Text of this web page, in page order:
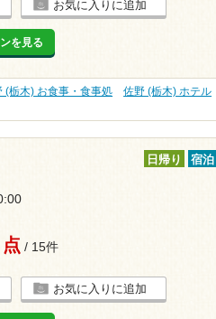
お気に入りに追加
を見る
(栃木) お食事・食事処
佐野 (栃木) ホテル
日帰り 宿泊
/ 15件
お気に入りに追加